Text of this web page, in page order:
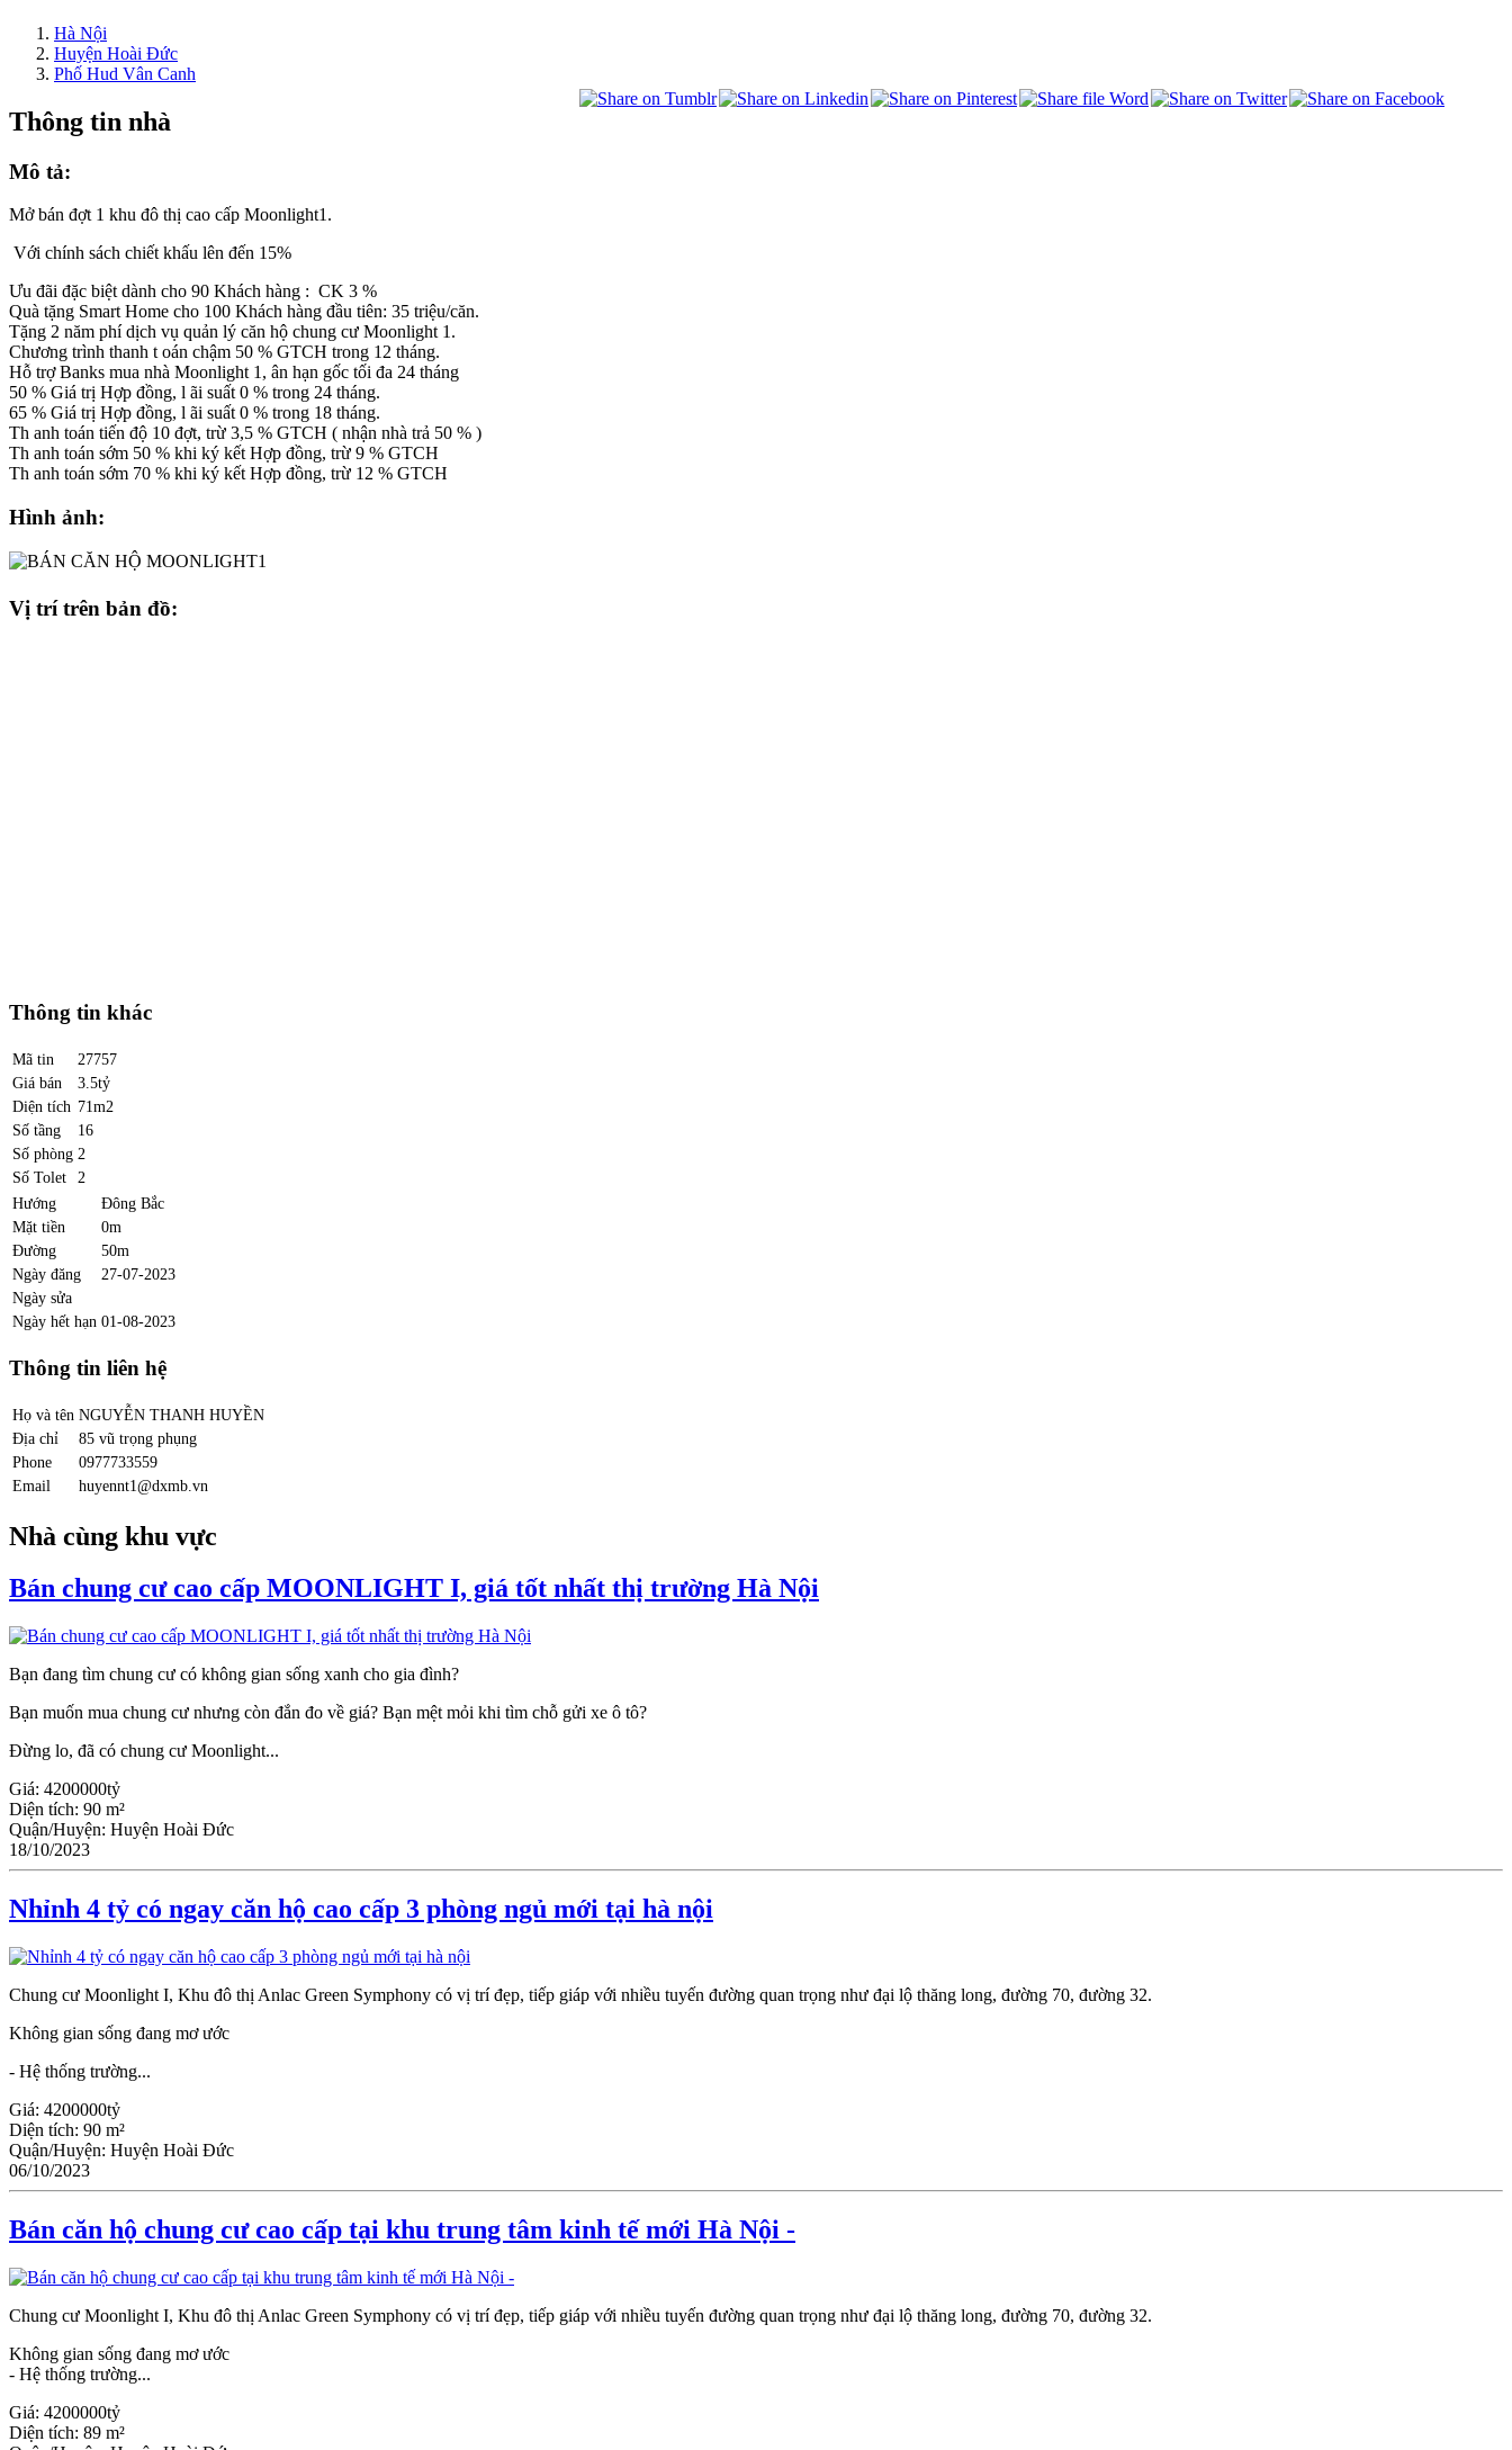
Hà Nội
Huyện Hoài Đức
Phố Hud Vân Canh
Thông tin nhà
Mô tả:
Mở bán đợt 1 khu đô thị cao cấp Moonlight1.
Với chính sách chiết khấu lên đến 15%
Ưu đãi đặc biệt dành cho 90 Khách hàng : CK 3 %
Quà tặng Smart Home cho 100 Khách hàng đầu tiên: 35 triệu/căn.
Tặng 2 năm phí dịch vụ quản lý căn hộ chung cư Moonlight 1.
Chương trình thanh t oán chậm 50 % GTCH trong 12 tháng.
Hỗ trợ Banks mua nhà Moonlight 1, ân hạn gốc tối đa 24 tháng
50 % Giá trị Hợp đồng, l ãi suất 0 % trong 24 tháng.
65 % Giá trị Hợp đồng, l ãi suất 0 % trong 18 tháng.
Th anh toán tiến độ 10 đợt, trừ 3,5 % GTCH ( nhận nhà trả 50 % )
Th anh toán sớm 50 % khi ký kết Hợp đồng, trừ 9 % GTCH
Th anh toán sớm 70 % khi ký kết Hợp đồng, trừ 12 % GTCH
Hình ảnh:
Vị trí trên bản đồ:
Thông tin khác
Mã tin
27757
Giá bán
3.5tỷ
Diện tích 71m2
Số tầng
16
Số phòng 2
Số Tolet
2
Hướng
Đông Bắc
Mặt tiền
0m
Đường
50m
Ngày đăng
27-07-2023
Ngày sửa
Ngày hết hạn 01-08-2023
Thông tin liên hệ
Họ và tên NGUYỄN THANH HUYỀN
Địa chỉ
85 vũ trọng phụng
Phone
0977733559
Email
huyennt1@dxmb.vn
Nhà cùng khu vực
Bán chung cư cao cấp MOONLIGHT I, giá tốt nhất thị trường Hà Nội
Bạn đang tìm chung cư có không gian sống xanh cho gia đình?
Bạn muốn mua chung cư nhưng còn đắn đo về giá? Bạn mệt mỏi khi tìm chỗ gửi xe ô tô?
Đừng lo, đã có chung cư Moonlight...
Giá: 4200000tỷ
Diện tích: 90 m²
Quận/Huyện: Huyện Hoài Đức
18/10/2023
Nhỉnh 4 tỷ có ngay căn hộ cao cấp 3 phòng ngủ mới tại hà nội
Chung cư Moonlight I, Khu đô thị Anlac Green Symphony có vị trí đẹp, tiếp giáp với nhiều tuyến đường quan trọng như đại lộ thăng long, đường 70, đường 32.
Không gian sống đang mơ ước
- Hệ thống trường...
Giá: 4200000tỷ
Diện tích: 90 m²
Quận/Huyện: Huyện Hoài Đức
06/10/2023
Bán căn hộ chung cư cao cấp tại khu trung tâm kinh tế mới Hà Nội -
Chung cư Moonlight I, Khu đô thị Anlac Green Symphony có vị trí đẹp, tiếp giáp với nhiều tuyến đường quan trọng như đại lộ thăng long, đường 70, đường 32.
Không gian sống đang mơ ước
- Hệ thống trường...
Giá: 4200000tỷ
Diện tích: 89 m²